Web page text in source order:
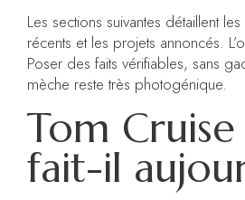
Les sections suivantes détaillent
récents et les projets annoncés.
Poser des faits vérifiables, sans
mèche reste très photogénique.
Tom
fait-il